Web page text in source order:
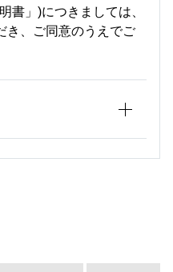
書」)につきましては、
き、ご同意のうえでご